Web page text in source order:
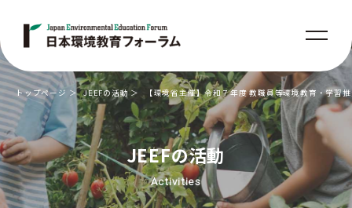
JEEFの活動
Activities
トップページ JEEFの活動 【環境省主催】令和７年度 教職員等環境教育・学習